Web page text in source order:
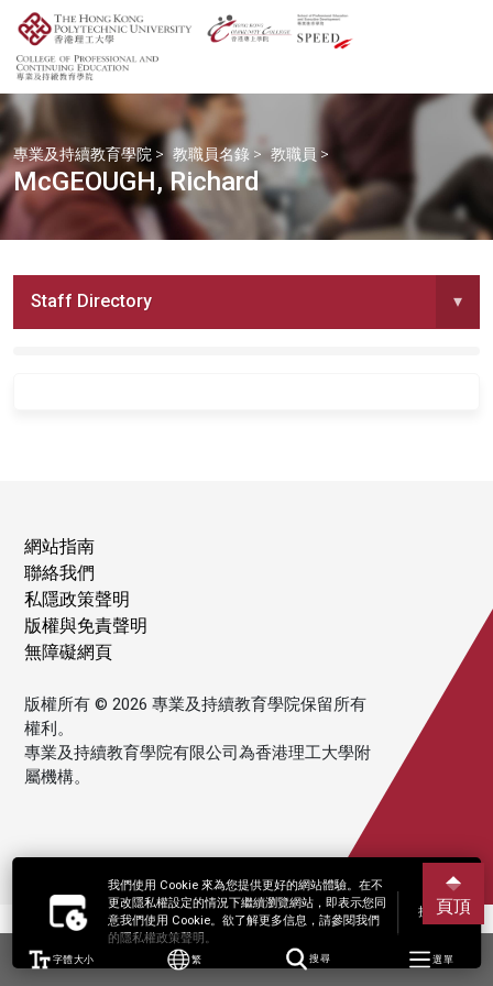
我們使用 Cookie 來為您提供更好的網站體驗。在不
更改隱私權設定的情況下繼續瀏覽網站，即表示您同
意我們使用 Cookie。欲了解更多信息，請參閱我們
的隱私權政策聲明。
接受
字體大小 繁 搜尋 選單
專業及持續教育學院 > 教職員名錄 > 教職員 >
McGEOUGH, Richard
Staff Directory ▾
網站指南
聯絡我們
私隱政策聲明
版權與免責聲明
無障礙網頁
版權所有 © 2026 專業及持續教育學院保留所有
權利。
專業及持續教育學院有限公司為香港理工大學附
屬機構。
頁頂